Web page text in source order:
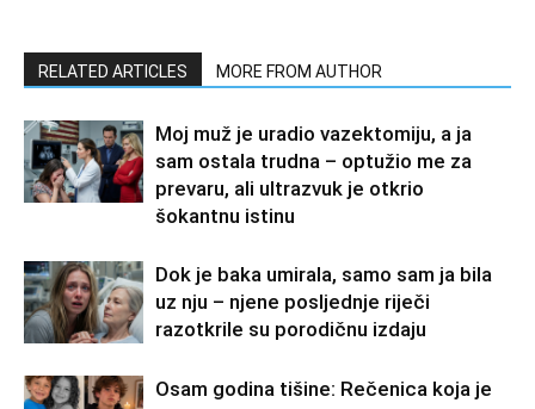
RELATED ARTICLES MORE FROM AUTHOR
Moj muž je uradio vazektomiju, a ja
sam ostala trudna – optužio me za
prevaru, ali ultrazvuk je otkrio
šokantnu istinu
Dok je baka umirala, samo sam ja bila
uz nju – njene posljednje riječi
razotkrile su porodičnu izdaju
Osam godina tišine: Rečenica koja je